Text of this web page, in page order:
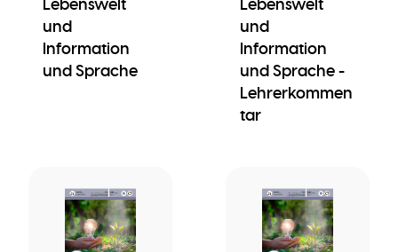
und
Information
und Sprache
und
Information
und Sprache -
Lehrerkommen
tar